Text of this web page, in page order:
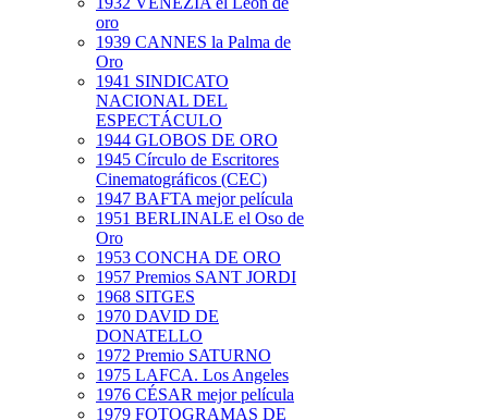
oro
1939 CANNES la Palma de
Oro
1941 SINDICATO
NACIONAL DEL
ESPECTÁCULO
1944 GLOBOS DE ORO
1945 Círculo de Escritores
Cinematográficos (CEC)
1947 BAFTA mejor película
1951 BERLINALE el Oso de
Oro
1953 CONCHA DE ORO
1957 Premios SANT JORDI
1968 SITGES
1970 DAVID DE
DONATELLO
1972 Premio SATURNO
1975 LAFCA. Los Angeles
1976 CÉSAR mejor película
1979 FOTOGRAMAS DE